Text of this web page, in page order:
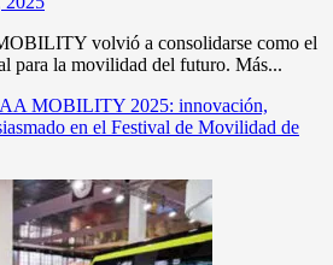
volvió a consolidarse como el
para la movilidad del futuro. Más...
MOBILITY 2025: innovación,
en el Festival de Movilidad de